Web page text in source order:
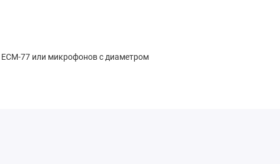
77 или микрофонов с диаметром